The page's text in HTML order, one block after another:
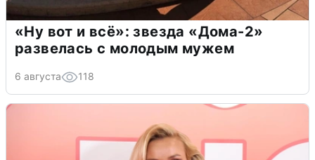
«Ну вот и всё»: звезда «Дома-2»
развелась с молодым мужем
6 августа 118